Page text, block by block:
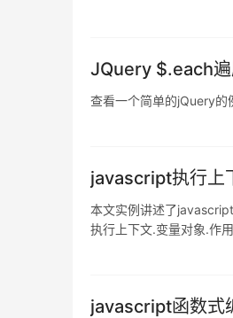
JQuery $.each
查看一个简单的jQuery
javascript执行上
本文实例讲述了
执行上下文.变量对象.作
javascript函数式